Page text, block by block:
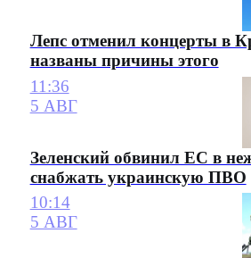
Лепс отменил концерты в
названы причины этого
11:36
5 АВГ
Зеленский обвинил ЕС в
снабжать украинскую ПВО
10:14
5 АВГ